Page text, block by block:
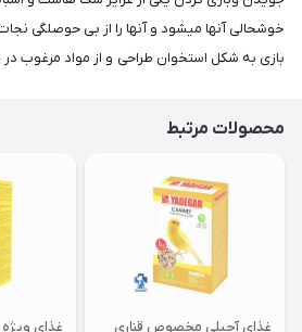
خوشحالی آنها میشود و آنها را از بی حوصلگی
بازی‌ به شکل استخوان طراحی و از مواد مرغوب
محصولات مرتبط
غذای آجیلی مخصوص قناری
غذای ویژه